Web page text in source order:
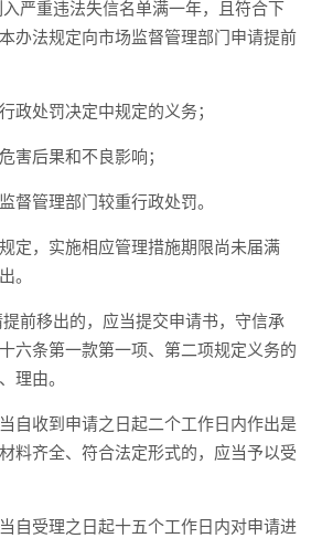
严重违法失信名单满一年，且符合下
办法规定向市场监督管理部门申请提前
政处罚决定中规定的义务；
害后果和不良影响；
督管理部门较重行政处罚。
定，实施相应管理措施期限尚未届满
。
前移出的，应当提交申请书，守信承
六条第一款第一项、第二项规定义务的
理由。
自收到申请之日起二个工作日内作出是
料齐全、符合法定形式的，应当予以受
自受理之日起十五个工作日内对申请进